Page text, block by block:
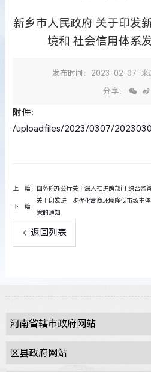
新乡市人民政府 关于印发
境和 社会信用体系
发布时间：2023-02-07 来
分享：
附件：
/uploadfiles/2023/0307/
上一篇： 国务院办公厅关于深入推进跨部门 综合监
下一篇：
关于印发进一步优化营商环境降低市场主
案的通知
返回列表